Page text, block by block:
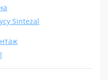
Sintezal